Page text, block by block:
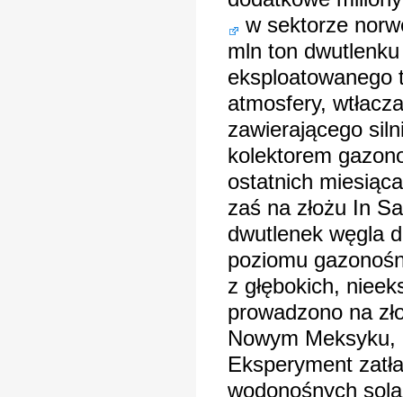
w sektorze
mln ton
eksploatowanego
atmosfery,
zawierającego
kolektorem
ostatnich
zaś na złożu In
dwutlenek węgla
poziomu
z głębokich,
prowadzono na
Nowym Meksyku,
Eksperyment
wodonośnych